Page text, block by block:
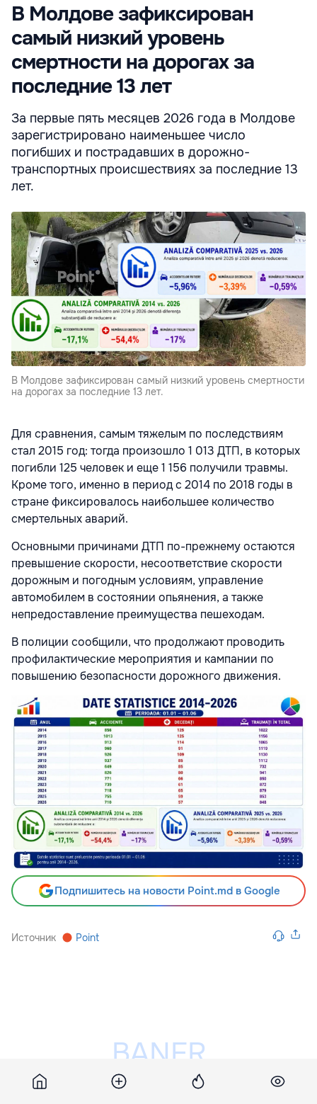
В Молдове зафиксирован
самый низкий уровень
смертности на дорогах за
последние 13 лет
За первые пять месяцев 2026 года в Молдове
зарегистрировано наименьшее число
погибших и пострадавших в дорожно-
транспортных происшествиях за последние 13
лет.
В Молдове зафиксирован самый низкий уровень смертности
на дорогах за последние 13 лет.
Для сравнения, самым тяжелым по последствиям
стал 2015 год: тогда произошло 1 013 ДТП, в которых
погибли 125 человек и еще 1 156 получили травмы.
Кроме того, именно в период с 2014 по 2018 годы в
стране фиксировалось наибольшее количество
смертельных аварий.
Основными причинами ДТП по-прежнему остаются
превышение скорости, несоответствие скорости
дорожным и погодным условиям, управление
автомобилем в состоянии опьянения, а также
непредоставление преимущества пешеходам.
В полиции сообщили, что продолжают проводить
профилактические мероприятия и кампании по
повышению безопасности дорожного движения.
Подпишитесь на новости Point.md в Google
Источник Point